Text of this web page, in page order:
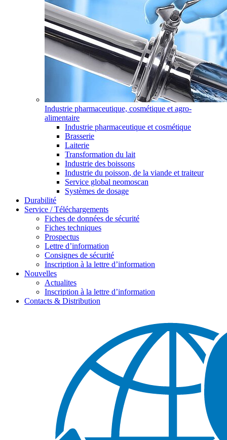
Industrie pharmaceutique, cosmétique et agro-
alimentaire
Industrie pharmaceutique et cosmétique
Brasserie
Laiterie
Transformation du lait
Industrie des boissons
Industrie du poisson, de la viande et traiteur
Service global neomoscan
Systèmes de dosage
Durabilité
Service / Téléchargements
Fiches de données de sécurité
Fiches techniques
Prospectus
Lettre d’information
Consignes de sécurité
Inscription à la lettre d’information
Nouvelles
Actualites
Inscription à la lettre d’information
Contacts & Distribution